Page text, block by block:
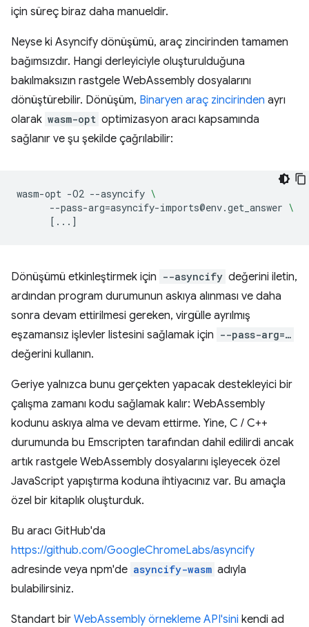
için süreç biraz daha manueldir.
Neyse ki Asyncify dönüşümü, araç zincirinden tamamen
bağımsızdır. Hangi derleyiciyle oluşturulduğuna
bakılmaksızın rastgele WebAssembly dosyalarını
dönüştürebilir. Dönüşüm, Binaryen araç zincirinden ayrı
olarak wasm-opt optimizasyon aracı kapsamında
sağlanır ve şu şekilde çağrılabilir:
wasm-opt -O2 --asyncify \
--pass-arg=asyncify-imports@env.get_answer \
[ ... ]
Dönüşümü etkinleştirmek için --asyncify değerini iletin,
ardından program durumunun askıya alınması ve daha
sonra devam ettirilmesi gereken, virgülle ayrılmış
eşzamansız işlevler listesini sağlamak için --pass-arg=…
değerini kullanın.
Geriye yalnızca bunu gerçekten yapacak destekleyici bir
çalışma zamanı kodu sağlamak kalır: WebAssembly
kodunu askıya alma ve devam ettirme. Yine, C / C++
durumunda bu Emscripten tarafından dahil edilirdi ancak
artık rastgele WebAssembly dosyalarını işleyecek özel
JavaScript yapıştırma koduna ihtiyacınız var. Bu amaçla
özel bir kitaplık oluşturduk.
Bu aracı GitHub'da
https://github.com/GoogleChromeLabs/asyncify
adresinde veya npm'de asyncify-wasm adıyla
bulabilirsiniz.
Standart bir WebAssembly örnekleme API'sini kendi ad